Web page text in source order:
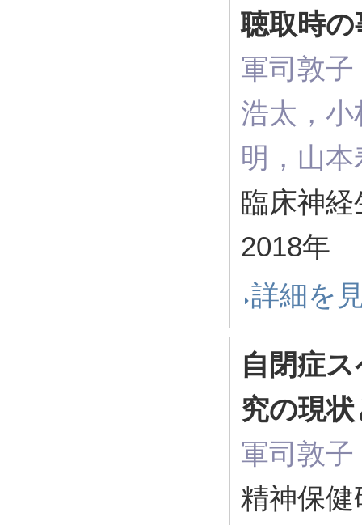
聴取時
軍司敦
浩太，
明，山
臨床神
2018年
詳細を
自閉症
究の現
軍司敦
精神保